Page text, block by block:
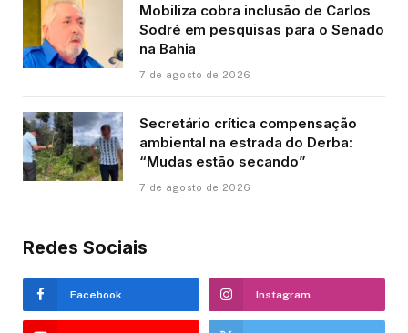
Mobiliza cobra inclusão de Carlos
Sodré em pesquisas para o Senado
na Bahia
7 de agosto de 2026
Secretário crítica compensação
ambiental na estrada do Derba:
“Mudas estão secando”
7 de agosto de 2026
Redes Sociais
Facebook Instagram